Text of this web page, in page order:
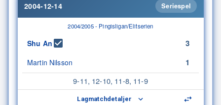
2004-12-14 Seriespel
2004/2005 - Pingisligan/Elitserien
Shu An 3
Martin Nilsson 1
9-11, 12-10, 11-8, 11-9
Lagmatchdetaljer